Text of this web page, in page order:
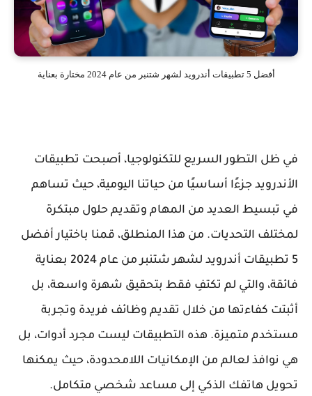
أفضل 5 تطبيقات أندرويد لشهر شتنبر من عام 2024 مختارة بعناية
في ظل التطور السريع للتكنولوجيا، أصبحت تطبيقات
الأندرويد جزءًا أساسيًا من حياتنا اليومية، حيث تساهم
في تبسيط العديد من المهام وتقديم حلول مبتكرة
لمختلف التحديات. من هذا المنطلق، قمنا باختيار أفضل
5 تطبيقات أندرويد لشهر شتنبر من عام 2024 بعناية
فائقة، والتي لم تكتفِ فقط بتحقيق شهرة واسعة، بل
أثبتت كفاءتها من خلال تقديم وظائف فريدة وتجربة
مستخدم متميزة. هذه التطبيقات ليست مجرد أدوات، بل
هي نوافذ لعالم من الإمكانيات اللامحدودة، حيث يمكنها
تحويل هاتفك الذكي إلى مساعد شخصي متكامل.